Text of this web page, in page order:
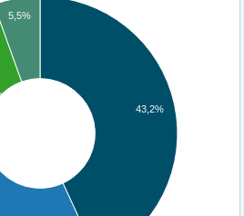
43,2%
5,5%